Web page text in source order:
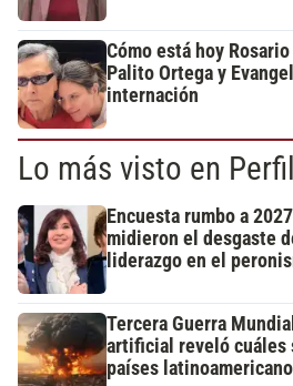
Cómo está hoy
Palito Ortega y
internación
Lo más visto en Perfil
Encuesta rumbo a
midieron el desgaste
liderazgo en el
Tercera Guerra
artificial reveló cuáles
países